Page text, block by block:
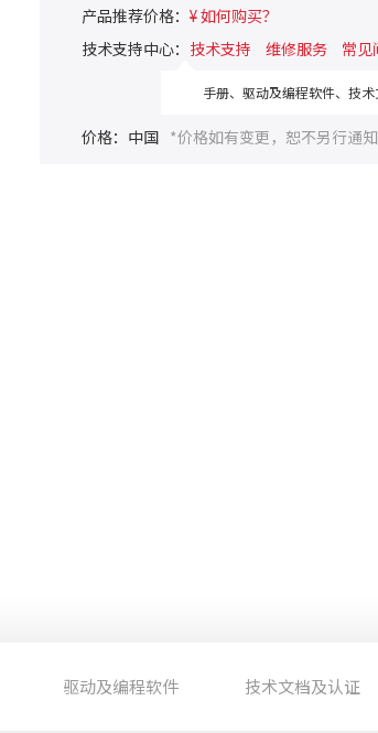
产品推荐价格： ¥ 如何购买？
技术支持中心： 技术支持 维修服务 常见
手册、驱动及编程软件、技
价格：中国 *价格如有变更，恕不另行通
驱动及编程软件 技术文档及认证